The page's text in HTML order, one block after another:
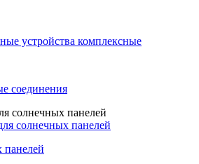
устройства комплексные
соединения
солнечных панелей
солнечных панелей
панелей